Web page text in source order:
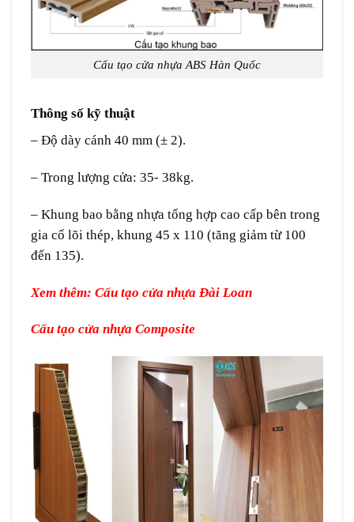
Cấu tạo cửa nhựa ABS Hàn Quốc
Thông số kỹ thuật
– Độ dày cánh 40 mm (± 2).
– Trong lượng cửa: 35- 38kg.
– Khung bao bằng nhựa tổng hợp cao cấp bên trong
gia cố lõi thép, khung 45 x 110 (tăng giảm từ 100
đến 135).
Xem thêm: Cấu tạo cửa nhựa Đài Loan
Cấu tạo cửa nhựa Composite